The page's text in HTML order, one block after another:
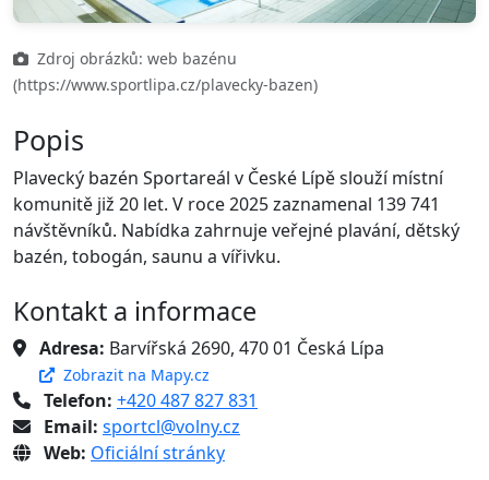
Zdroj obrázků: web bazénu
(https://www.sportlipa.cz/plavecky-bazen)
Popis
Plavecký bazén Sportareál v České Lípě slouží místní
komunitě již 20 let. V roce 2025 zaznamenal 139 741
návštěvníků. Nabídka zahrnuje veřejné plavání, dětský
bazén, tobogán, saunu a vířivku.
Kontakt a informace
Adresa: Barvířská 2690, 470 01 Česká Lípa
Zobrazit na Mapy.cz
Telefon: +420 487 827 831
Email: sportcl@volny.cz
Web: Oficiální stránky